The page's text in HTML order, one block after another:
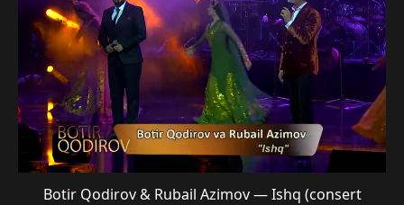
Botir Qodirov & Rubail Azimov — Ishq (consert